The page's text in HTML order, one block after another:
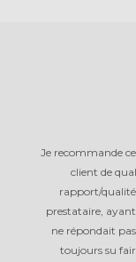
Je recommande
client de
rapport/
prestataire,
ne répondait
toujours su